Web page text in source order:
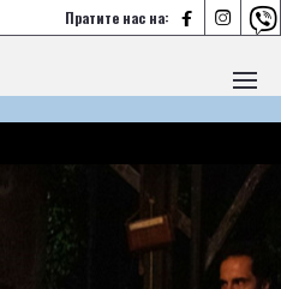
Пратите нас на:   